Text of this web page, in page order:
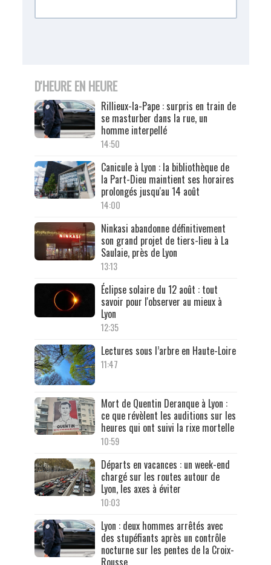
D'HEURE EN HEURE
Rillieux-la-Pape : surpris en train de
se masturber dans la rue, un
homme interpellé
14:50
Canicule à Lyon : la bibliothèque de
la Part-Dieu maintient ses horaires
prolongés jusqu'au 14 août
14:00
Ninkasi abandonne définitivement
son grand projet de tiers-lieu à La
Saulaie, près de Lyon
13:13
Éclipse solaire du 12 août : tout
savoir pour l'observer au mieux à
Lyon
12:35
Lectures sous l’arbre en Haute-Loire
11:47
Mort de Quentin Deranque à Lyon :
ce que révèlent les auditions sur les
heures qui ont suivi la rixe mortelle
10:59
Départs en vacances : un week-end
chargé sur les routes autour de
Lyon, les axes à éviter
10:03
Lyon : deux hommes arrêtés avec
des stupéfiants après un contrôle
nocturne sur les pentes de la Croix-
Rousse